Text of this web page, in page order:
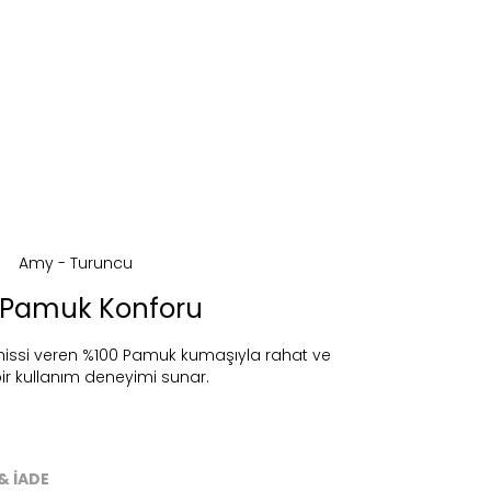
Pamuk Konforu
veren %100 Pamuk kumaşıyla rahat ve
kullanım deneyimi sunar.
İADE